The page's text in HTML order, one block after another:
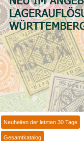
Neuheiten der letzten 30 Tage
Gesamtkatalog